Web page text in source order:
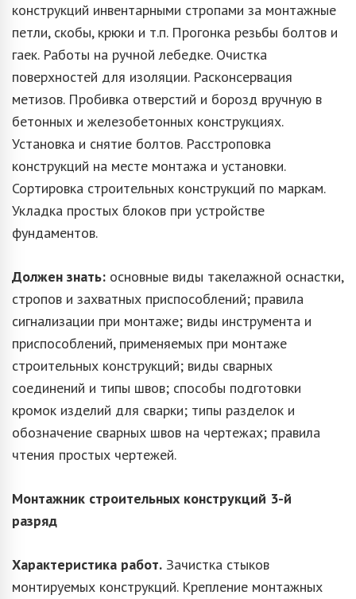
конструкций инвентарными стропами за монтажные
петли, скобы, крюки и т.п. Прогонка резьбы болтов и
гаек. Работы на ручной лебедке. Очистка
поверхностей для изоляции. Расконсервация
метизов. Пробивка отверстий и борозд вручную в
бетонных и железобетонных конструкциях.
Установка и снятие болтов. Расстроповка
конструкций на месте монтажа и установки.
Сортировка строительных конструкций по маркам.
Укладка простых блоков при устройстве
фундаментов.
Должен знать: основные виды такелажной оснастки,
стропов и захватных приспособлений; правила
сигнализации при монтаже; виды инструмента и
приспособлений, применяемых при монтаже
строительных конструкций; виды сварных
соединений и типы швов; способы подготовки
кромок изделий для сварки; типы разделок и
обозначение сварных швов на чертежах; правила
чтения простых чертежей.
Монтажник строительных конструкций 3-й
разряд
Характеристика работ. Зачистка стыков
монтируемых конструкций. Крепление монтажных